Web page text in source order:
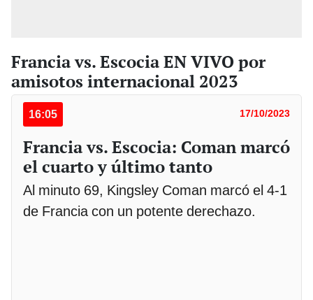
Francia vs. Escocia EN VIVO por
amisotos internacional 2023
16:05 17/10/2023
Francia vs. Escocia: Coman marcó
el cuarto y último tanto
Al minuto 69, Kingsley Coman marcó el 4-1
de Francia con un potente derechazo.